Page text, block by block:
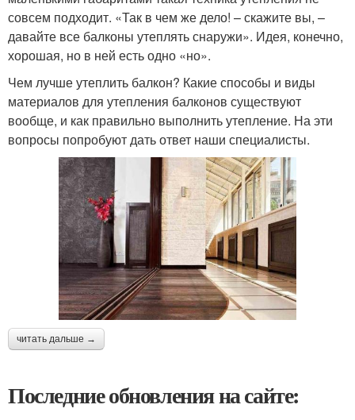
совсем подходит. «Так в чем же дело! – скажите вы, –
давайте все балконы утеплять снаружи». Идея, конечно,
хорошая, но в ней есть одно «но».
Чем лучше утеплить балкон? Какие способы и виды
материалов для утепления балконов существуют
вообще, и как правильно выполнить утепление. На эти
вопросы попробуют дать ответ наши специалисты.
читать дальше →
Последние обновления на сайте: